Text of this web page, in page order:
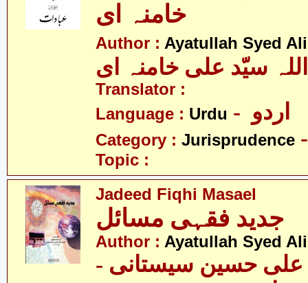
خامنہ ای
Author : Ayatullah Syed
سیّد علی خامنہ ای
Translator :
Language : Urdu
Category : Jurisprudence
Topic :
Jadeed Fiqhi Masael
جدید فقہی مسائل
Author : Ayatullah Syed
علی حسین سیستانی